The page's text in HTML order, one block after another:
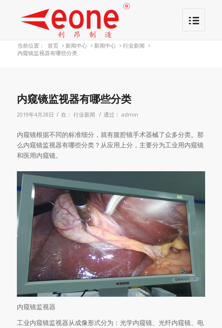
当前位置： 首页 > 新闻中心 > 新闻中心 > 行业新闻 >
内窥镜监视器有哪些分类
内窥镜监视器有哪些分类
2019年4月28日 / 在： 行业新闻 / 通过： admin
内窥镜根据不同的标准细分，就有腹腔镜手术器械了众多分类。那
么内窥镜监视器有哪些分类？从应用上分，主要分为工业用内窥镜
和医用内窥镜。
内窥镜监视器
工业内窥镜监视器从成像形式分为：光学内窥镜、光纤内窥镜、电